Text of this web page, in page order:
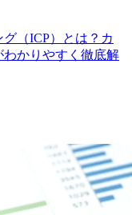
（ICP）とは？カ
かりやすく徹底解